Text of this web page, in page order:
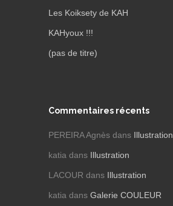
Les Koiksety de KAH
KAHyoux !!!
(pas de titre)
Commentaires récents
PEREIRA Agnès dans Illustration
katia dans Illustration
LACOUR dans Illustration
katia dans Galerie COULEUR